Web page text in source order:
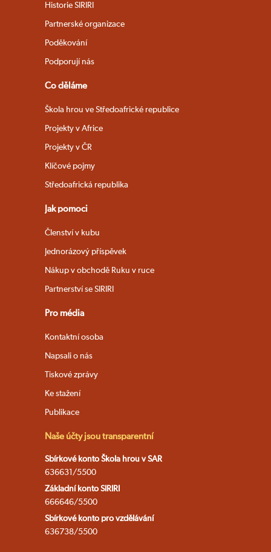
Historie SIRIRI
Partnerské organizace
Poděkování
Podporují nás
Co děláme
Škola hrou ve Středoafrické republice
Projekty v Africe
Projekty v ČR
Klíčové pojmy
Středoafrická republika
Jak pomoci
Členství v kubu
Jednorázový příspěvek
Nákup v obchodě Ruku v ruce
Partnerství se SIRIRI
Pro média
Kontaktní osoba
Napsali o nás
Tiskové zprávy
Ke stažení
Publikace
Naše účty jsou transparentní
Sbírkové konto Škola hrou v SAR
636631/5500
Základní konto SIRIRI
666646/5500
Sbírkové konto pro vzdělávání
636738/5500